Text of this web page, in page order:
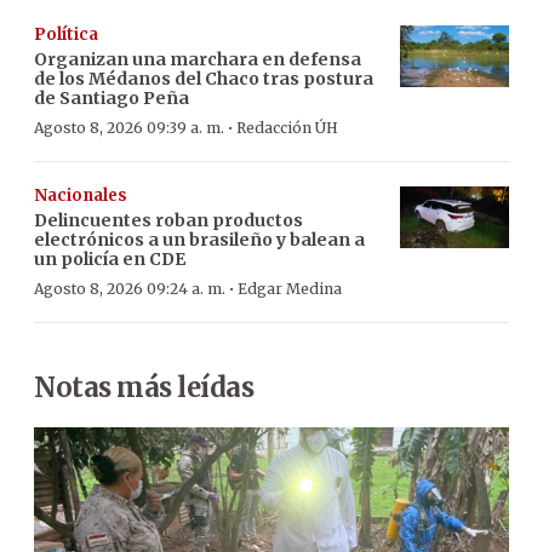
Política
Organizan una marchara en defensa
de los Médanos del Chaco tras postura
de Santiago Peña
Agosto 8, 2026 09:39 a. m. · Redacción ÚH
Nacionales
Delincuentes roban productos
electrónicos a un brasileño y balean a
un policía en CDE
Agosto 8, 2026 09:24 a. m. · Edgar Medina
Notas más leídas